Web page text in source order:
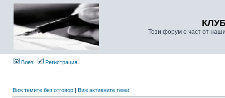
Този форум е част от
Влез Регистрация
Виж темите без отговор | Виж активните теми